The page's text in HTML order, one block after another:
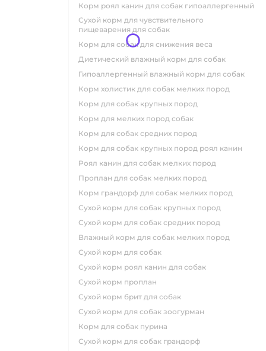
корм роял канин для собак гипоаллергенный
сухой корм для чувствительного
пищеварения для собак
корм для собак для снижения веса
диетический влажный корм для собак
гипоаллергенный влажный корм для собак
корм холистик для собак мелких пород
корм для собак крупных пород
корм для мелких пород собак
корм для собак средних пород
корм для собак крупных пород роял канин
роял канин для собак мелких пород
проплан для собак мелких пород
корм грандорф для собак мелких пород
сухой корм для собак крупных пород
сухой корм для собак средних пород
влажный корм для собак мелких пород
сухой корм для собак
сухой корм роял канин для собак
сухой корм проплан
сухой корм брит для собак
сухой корм для собак зоогурман
корм для собак пурина
сухой корм для собак грандорф